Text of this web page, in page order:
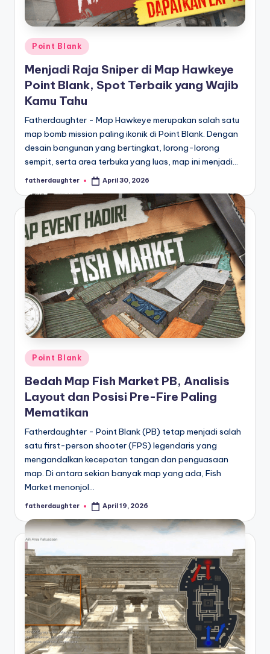
-
S
p
o
r
t
s
analisis,
dan
liputan
mendalam
seputar
dunia
e-
sport
kompetitif.
Posted
in
Point Blank
Menjadi Raja Sniper di Map Hawkeye
Point Blank, Spot Terbaik yang Wajib
Kamu Tahu
Fatherdaughter - Map Hawkeye merupakan salah satu
map bomb mission paling ikonik di Point Blank. Dengan
desain bangunan yang bertingkat, lorong-lorong
sempit, serta area terbuka yang luas, map ini menjadi…
Posted
fatherdaughter April 30, 2026
Posted
in
Point Blank
Bedah Map Fish Market PB, Analisis
Layout dan Posisi Pre-Fire Paling
Mematikan
Fatherdaughter - Point Blank (PB) tetap menjadi salah
satu first-person shooter (FPS) legendaris yang
mengandalkan kecepatan tangan dan penguasaan
map. Di antara sekian banyak map yang ada, Fish
Market menonjol…
Posted
fatherdaughter April 19, 2026